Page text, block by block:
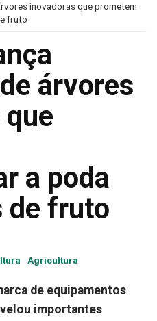
inovadoras que prometem
fruto
árvores
a poda
de fruto
Agricultura
de equipamentos
importantes